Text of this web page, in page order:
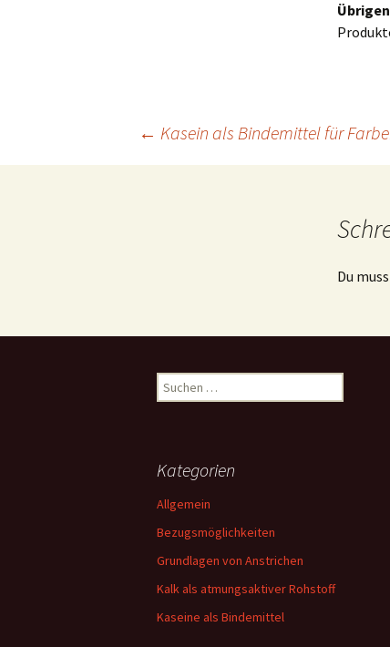
← Kasein als Bindemittel für
Du
Suchen
nach:
Kategorien
Allgemein
Bezugsmöglichkeiten
Grundlagen von Anstrichen
Kalk als atmungsaktiver Rohstoff
Kaseine als Bindemittel